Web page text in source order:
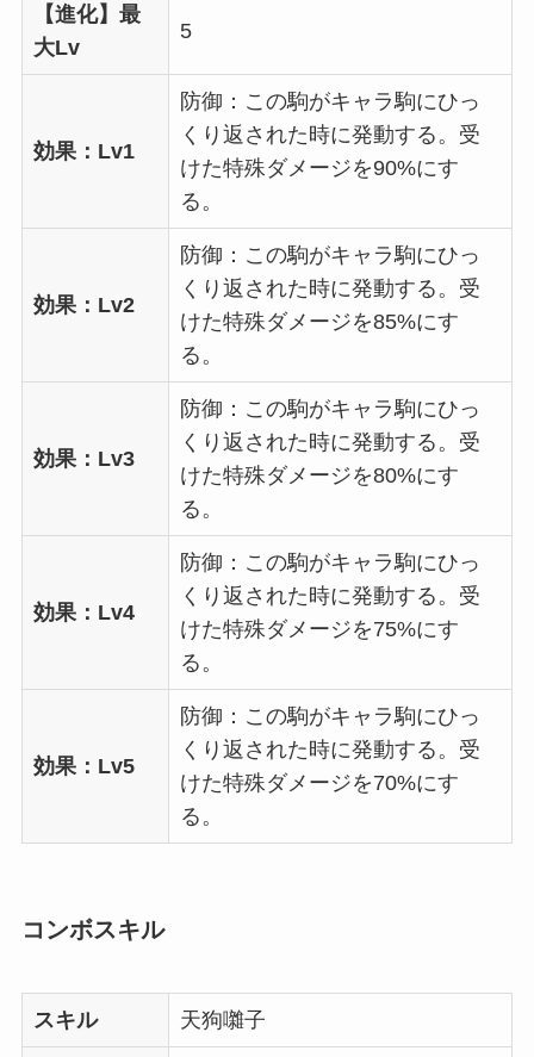
【進化】最
大Lv
5
効果：Lv1
防御：この駒がキャラ駒にひっ
くり返された時に発動する。受
けた特殊ダメージを90%にす
る。
効果：Lv2
防御：この駒がキャラ駒にひっ
くり返された時に発動する。受
けた特殊ダメージを85%にす
る。
効果：Lv3
防御：この駒がキャラ駒にひっ
くり返された時に発動する。受
けた特殊ダメージを80%にす
る。
効果：Lv4
防御：この駒がキャラ駒にひっ
くり返された時に発動する。受
けた特殊ダメージを75%にす
る。
効果：Lv5
防御：この駒がキャラ駒にひっ
くり返された時に発動する。受
けた特殊ダメージを70%にす
る。
コンボスキル
スキル 天狗囃子